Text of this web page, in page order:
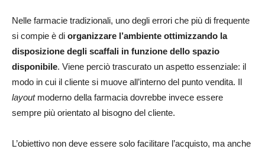
Nelle farmacie tradizionali, uno degli errori che più di frequente
si compie è di organizzare l’ambiente ottimizzando la
disposizione degli scaffali in funzione dello spazio
disponibile. Viene perciò trascurato un aspetto essenziale: il
modo in cui il cliente si muove all’interno del punto vendita. Il
layoutmoderno della farmacia dovrebbe invece essere
sempre più orientato al bisogno del cliente.
L’obiettivo non deve essere solo facilitare l’acquisto, ma anche